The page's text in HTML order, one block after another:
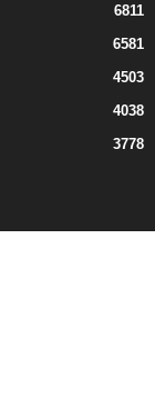
6811
6581
4503
4038
3778